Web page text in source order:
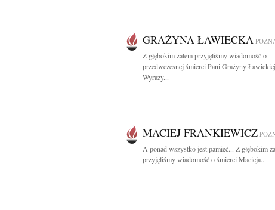
GRAŻYNA ŁAWIECKA
Z głębokim żalem przyjęliśmy wiadomość o
przedwczesnej śmierci Pani Grażyny Ławickiej
Wyrazy...
MACIEJ FRANKIEWICZ
A ponad wszystko jest pamięć... Z głębokim
przyjęliśmy wiadomość o śmierci Macieja...